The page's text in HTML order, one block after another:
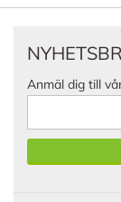
Anmäl dig till